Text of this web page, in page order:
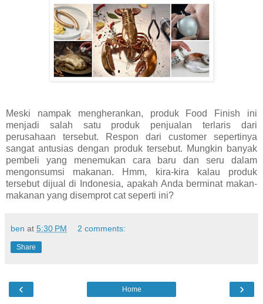
Meski nampak mengherankan, produk Food Finish ini
menjadi salah satu produk penjualan terlaris dari
perusahaan tersebut. Respon dari customer sepertinya
sangat antusias dengan produk tersebut. Mungkin banyak
pembeli yang menemukan cara baru dan seru dalam
mengonsumsi makanan. Hmm, kira-kira kalau produk
tersebut dijual di Indonesia, apakah Anda berminat makan-
makanan yang disemprot cat seperti ini?
ben at 5:30 PM 2 comments:
Share
‹ ›
Home